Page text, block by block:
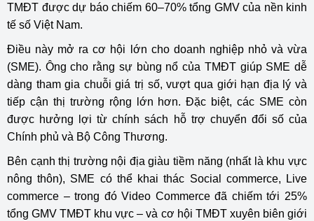
TMĐT được dự báo chiếm 60–70% tổng GMV của nền kinh
tế số Việt Nam.
Điều này mở ra cơ hội lớn cho doanh nghiệp nhỏ và vừa
(SME). Ông cho rằng sự bùng nổ của TMĐT giúp SME dễ
dàng tham gia chuỗi giá trị số, vượt qua giới hạn địa lý và
tiếp cận thị trường rộng lớn hơn. Đặc biệt, các SME còn
được hưởng lợi từ chính sách hỗ trợ chuyển đổi số của
Chính phủ và Bộ Công Thương.
Bên cạnh thị trường nội địa giàu tiềm năng (nhất là khu vực
nông thôn), SME có thể khai thác Social commerce, Live
commerce – trong đó Video Commerce đã chiếm tới 25%
tổng GMV TMĐT khu vực – và cơ hội TMĐT xuyên biên giới